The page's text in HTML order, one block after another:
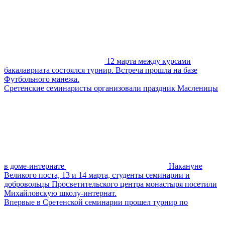
12 марта между курсами
бакалавриата состоялся турнир. Встреча прошла на базе
Футбольного манежа.
Сретенские семинаристы организовали праздник Масленицы
в доме-интернате
Накануне
Великого поста, 13 и 14 марта, студенты семинарии и
добровольцы Просветительского центра монастыря посетили
Михайловскую школу-интернат.
Впервые в Сретенской семинарии прошел турнир по